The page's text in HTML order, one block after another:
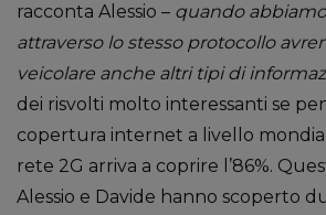
racconta Alessio – quando
attraverso lo stesso protocollo
veicolare anche altri tipi di
dei risvolti molto interessanti se
copertura internet a livello
rete 2G arriva a coprire l’86%.
Alessio e Davide hanno scoperto